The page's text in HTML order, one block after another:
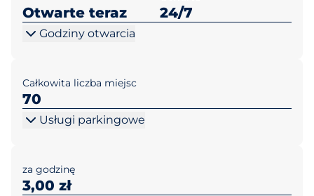
Otwarte teraz 24/7
Godziny otwarcia
Całkowita liczba miejsc
70
Usługi parkingowe
za godzinę
3,00 zł